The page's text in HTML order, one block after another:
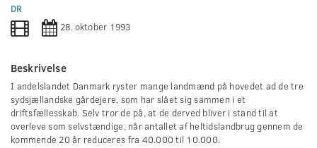
0
seconds
DR
28. oktober 1993
Beskrivelse
I andelslandet Danmark ryster mange landmænd på hovedet ad de tre
sydsjællandske gårdejere, som har slået sig sammen i et
driftsfællesskab. Selv tror de på, at de derved bliver i stand til at
overleve som selvstændige, når antallet af heltidslandbrug gennem de
kommende 20 år reduceres fra 40.000 til 10.000.